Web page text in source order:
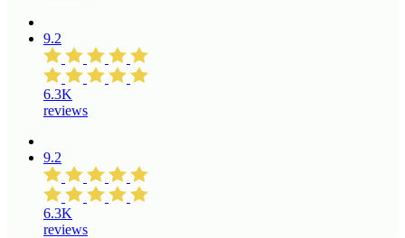
9.2
6.3K
reviews
9.2
6.3K
reviews